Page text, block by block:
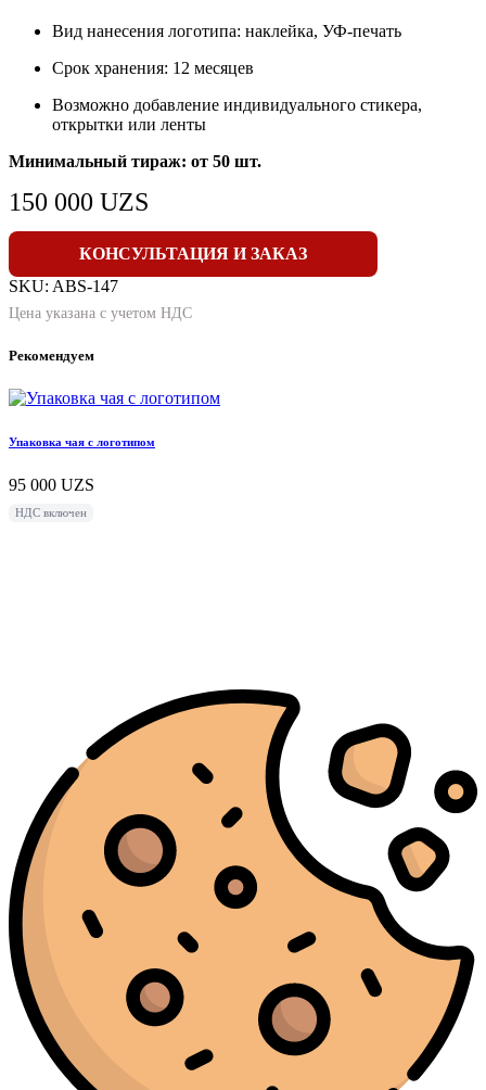
Вид нанесения логотипа: наклейка, УФ-печать
Срок хранения: 12 месяцев
Возможно добавление индивидуального стикера,
открытки или ленты
Минимальный тираж: от 50 шт.
150 000 UZS
КОНСУЛЬТАЦИЯ И ЗАКАЗ
SKU: ABS-147
Цена указана с учетом НДС
Рекомендуем
Упаковка чая с логотипом
95 000 UZS
НДС включен